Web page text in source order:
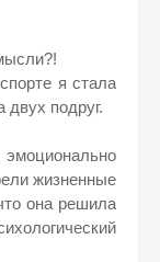
я стала
двух подруг.
жизненные
она решила